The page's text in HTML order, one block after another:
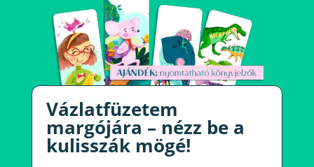
Vázlatfüzetem
margójára – nézz be a
kulisszák mögé!